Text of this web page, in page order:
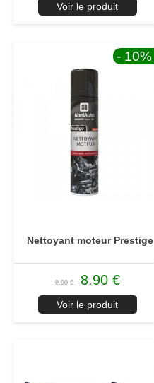
Voir le produit
- 10%
Nettoyant moteur Prestige
9.90 € 8.90 €
Voir le produit